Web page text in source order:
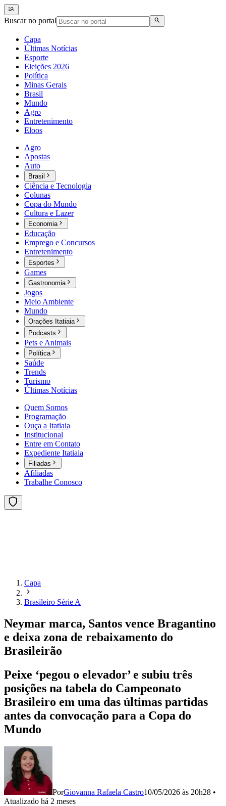
Buscar no portal
Capa
Últimas Notícias
Esporte
Eleições 2026
Política
Minas Gerais
Brasil
Mundo
Agro
Entretenimento
Eloos
Agro
Apostas
Auto
Brasil
Ciência e Tecnologia
Colunas
Copa do Mundo
Cultura e Lazer
Economia
Educação
Emprego e Concursos
Entretenimento
Esportes
Games
Gastronomia
Jogos
Meio Ambiente
Mundo
Orações Itatiaia
Podcasts
Pets e Animais
Política
Saúde
Trends
Turismo
Últimas Notícias
Quem Somos
Programação
Ouça a Itatiaia
Institucional
Entre em Contato
Expediente Itatiaia
Filiadas
Afiliadas
Trabalhe Conosco
Capa
Brasileiro Série A
Neymar marca, Santos vence Bragantino
e deixa zona de rebaixamento do
Brasileirão
Peixe ‘pegou o elevador’ e subiu três
posições na tabela do Campeonato
Brasileiro em uma das últimas partidas
antes da convocação para a Copa do
Mundo
PorGiovanna Rafaela Castro10/05/2026 às 20h28 •
Atualizado há 2 meses